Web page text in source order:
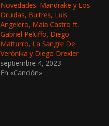
Novedades: Mandrake y Los
Druidas, Buitres, Luis
Angelero, Maia Castro ft.
Gabriel Peluffo, Diego
Matturro, La Sangre De
Verónika y Diego Drexler
septiembre 4, 2023
En «Canción»